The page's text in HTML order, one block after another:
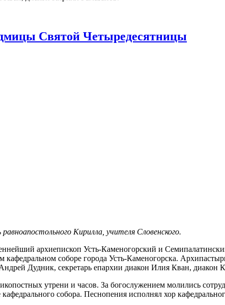
Святой Четыредесятницы
Кирилла, учителя Словенского.
архиепископ Усть-Каменогорский и
соборе города Усть-Каменогорска.
Дудник, секретарь епархии диакон Илия Кван, диакон
утрени и часов. За богослужением молились
собора. Песнопения исполнял хор